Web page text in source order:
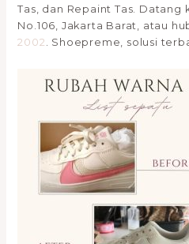
Tas, dan Repaint Tas. Datang
No.106, Jakarta Barat, atau
2002
. Shoepreme, solusi